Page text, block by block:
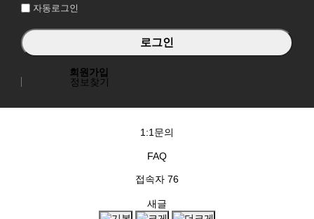
자동로그인
회원가입
정보찾기
1:1문의
FAQ
접속자 76
새글